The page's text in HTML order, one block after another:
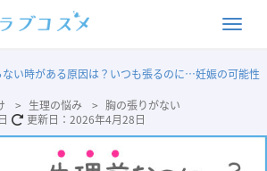
い時がある原因は？いつも張るのに…妊娠の可能性
生理の悩み
胸の張りがない
2026年4月28日